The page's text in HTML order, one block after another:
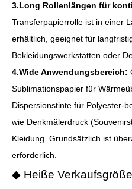
3.Long Rollenlängen für
Transferpapierrolle ist in einer
erhältlich, geeignet für
Bekleidungswerkstätten oder
4.Wide Anwendungsbereich:
Sublimationspapier für
Dispersionstinte für Polyester-
wie Denkmälerdruck
Kleidung. Grundsätzlich ist
erforderlich.
◆ Heiße Verkaufsgröße